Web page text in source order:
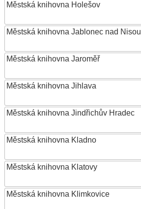
Městská knihovna Holešov
Městská knihovna Jablonec nad Nisou
Městská knihovna Jaroměř
Městská knihovna Jihlava
Městská knihovna Jindřichův Hradec
Městská knihovna Kladno
Městská knihovna Klatovy
Městská knihovna Klimkovice